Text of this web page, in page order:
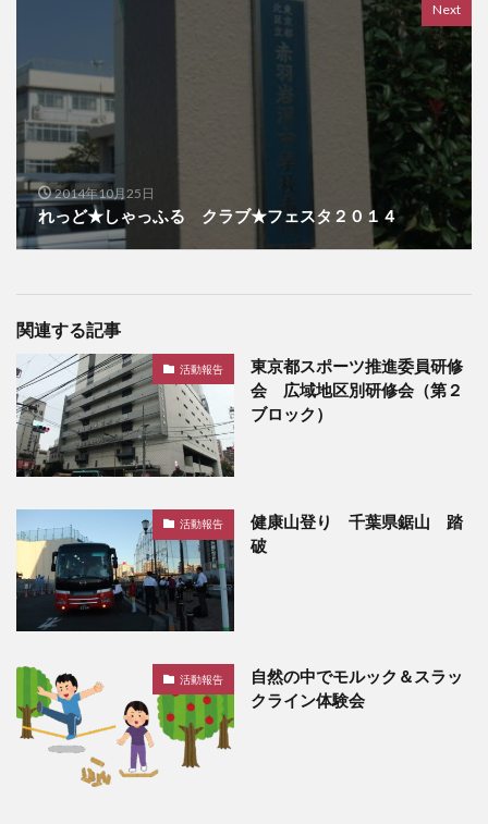
Next
2014年10月25日
れっど★しゃっふる クラブ★フェスタ２０１４
関連する記事
活動報告
東京都スポーツ推進委員研修
会 広域地区別研修会（第２
ブロック）
活動報告
健康山登り 千葉県鋸山 踏
破
活動報告
自然の中でモルック＆スラッ
クライン体験会